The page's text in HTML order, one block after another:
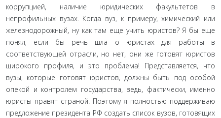
коррупцией, наличие юридических факультетов в
непрофильных вузах. Когда вуз, к примеру, химический или
железнодорожный, ну как там еще учить юристов? Я бы еще
понял, если бы речь шла о юристах для работы в
соответствующей отрасли, но нет, они же готовят юристов
широкого профиля, и это проблема! Представляется, что
вузы, которые готовят юристов, должны быть под особой
опекой и контролем государства, ведь, фактически, именно
юристы правят страной. Поэтому я полностью поддерживаю
предложение президента РФ создать список вузов, готовящих